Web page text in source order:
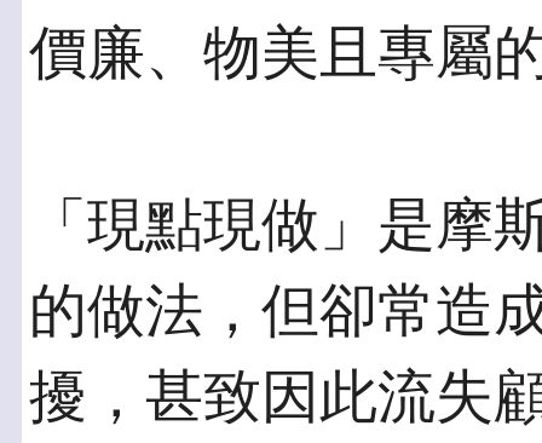
價廉、物美且專屬
「現點現做」是摩
的做法，但卻常造
擾，甚致因此流失